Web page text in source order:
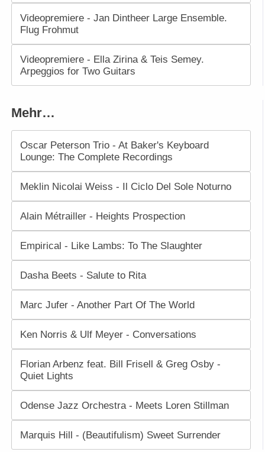
Videopremiere - Jan Dintheer Large Ensemble.
Flug Frohmut
Videopremiere - Ella Zirina & Teis Semey.
Arpeggios for Two Guitars
Mehr…
Oscar Peterson Trio - At Baker's Keyboard
Lounge: The Complete Recordings
Meklin Nicolai Weiss - Il Ciclo Del Sole Noturno
Alain Métrailler - Heights Prospection
Empirical - Like Lambs: To The Slaughter
Dasha Beets - Salute to Rita
Marc Jufer - Another Part Of The World
Ken Norris & Ulf Meyer - Conversations
Florian Arbenz feat. Bill Frisell & Greg Osby -
Quiet Lights
Odense Jazz Orchestra - Meets Loren Stillman
Marquis Hill - (Beautifulism) Sweet Surrender